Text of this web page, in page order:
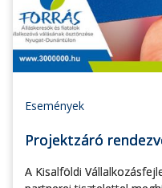
Események
Projektzáró
A Kisalföldi